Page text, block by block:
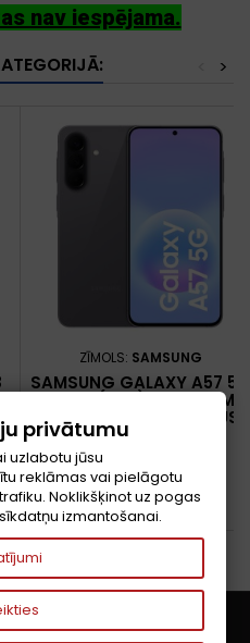
nav iespējama.
>
ZĪMOLS: SAMSUNG
SAMSUNG GALAXY A57 5G
17 CM (6.7") DIVAS SIM
KARTES ANDROID 16.0 USB
VEIDS-C 8 GB 256 GB
5000 MAH PELĒKS
Cena
399,56 €
 Pievienot grozam
PIEEJAMS

privātumu
uzlabotu jūsu
reklāmas vai pielāgotu
Noklikšķinot uz pogas
izmantošanai.